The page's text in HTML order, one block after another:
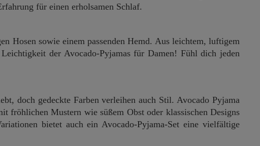
für einen erholsamen Schlaf.
Hosen sowie einem passenden Hemd. Aus leichtem, luftigem
der Avocado-Pyjamas für Damen! Fühl dich jeden
doch gedeckte Farben verleihen auch Stil. Avocado Pyjama
Mustern wie süßem Obst oder klassischen Designs
bietet auch ein Avocado-Pyjama-Set eine vielfältige